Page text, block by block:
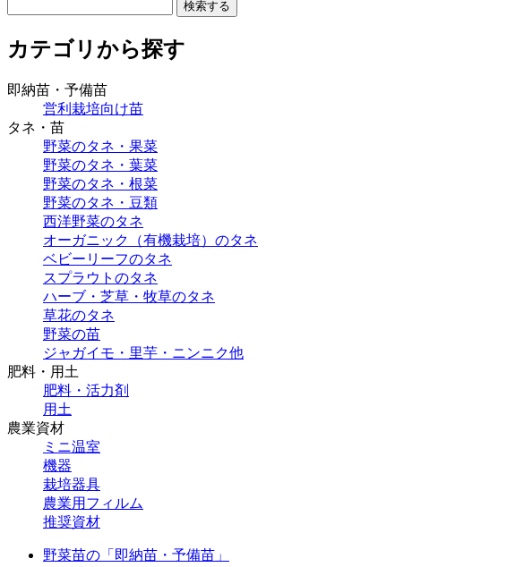
カテゴリから探す
即納苗・予備苗
営利栽培向け苗
タネ・苗
野菜のタネ・果菜
野菜のタネ・葉菜
野菜のタネ・根菜
野菜のタネ・豆類
西洋野菜のタネ
オーガニック（有機栽培）のタネ
ベビーリーフのタネ
スプラウトのタネ
ハーブ・芝草・牧草のタネ
草花のタネ
野菜の苗
ジャガイモ・里芋・ニンニク他
肥料・用土
肥料・活力剤
用土
農業資材
ミニ温室
機器
栽培器具
農業用フィルム
推奨資材
野菜苗の「即納苗・予備苗」